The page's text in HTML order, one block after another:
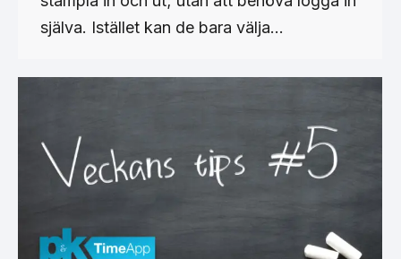
själva. Istället kan de bara välja…